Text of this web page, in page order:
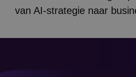
van AI-strategie naar